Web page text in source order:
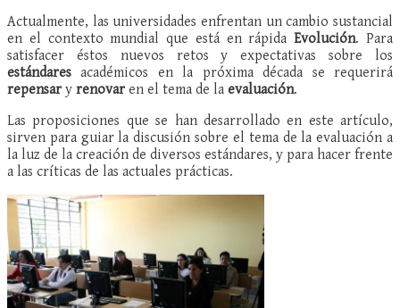
Actualmente, las universidades enfrentan un cambio sustancial
en el contexto mundial que está en rápidaEvolución. Para
satisfacer éstos nuevos retos y expectativas sobre los
estándares académicos en la próxima década se requerirá
repensar y renovar en el tema de la evaluación.
Las proposiciones que se han desarrollado en este artículo,
sirven para guiar la discusión sobre el tema de la evaluación a
la luz de la creación de diversos estándares, y para hacer frente
a las críticas de las actuales prácticas.